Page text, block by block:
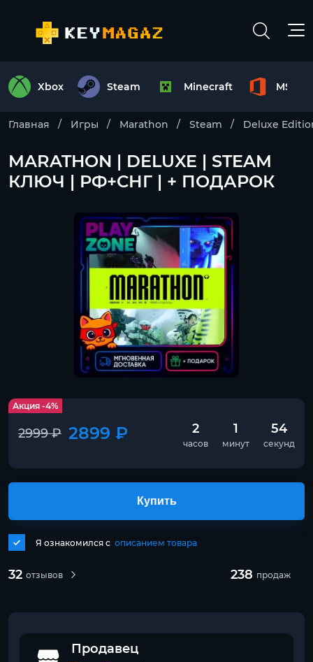
Xbox Steam Minecraft MS
Главная Игры Marathon Steam Deluxe
MARATHON | DELUXE | STEAM
КЛЮЧ | РФ+СНГ | + ПОДАРОК
Акция -4%
2999 ₽ 2899 ₽ 2
часов
1
минут
54
секунд
32 отзывов 238 продаж
Я ознакомился с описанием товара
Купить
Продавец